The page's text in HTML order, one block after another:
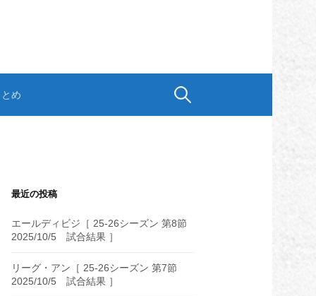
め 検
最近の投稿
エールディビジ［ 25-26シーズン 第8節
2025/10/5 試合結果 ］
リーグ・アン［ 25-26シーズン 第7節
2025/10/5 試合結果 ］